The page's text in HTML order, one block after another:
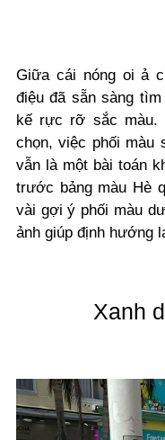
Giữa cái nóng oi ả
điệu đã sẵn sàng
kế rực rỡ sắc màu.
chọn, việc phối màu
vẫn là một bài toán
trước bảng màu Hè
vài gợi ý phối màu
ảnh giúp định hướng
Xanh